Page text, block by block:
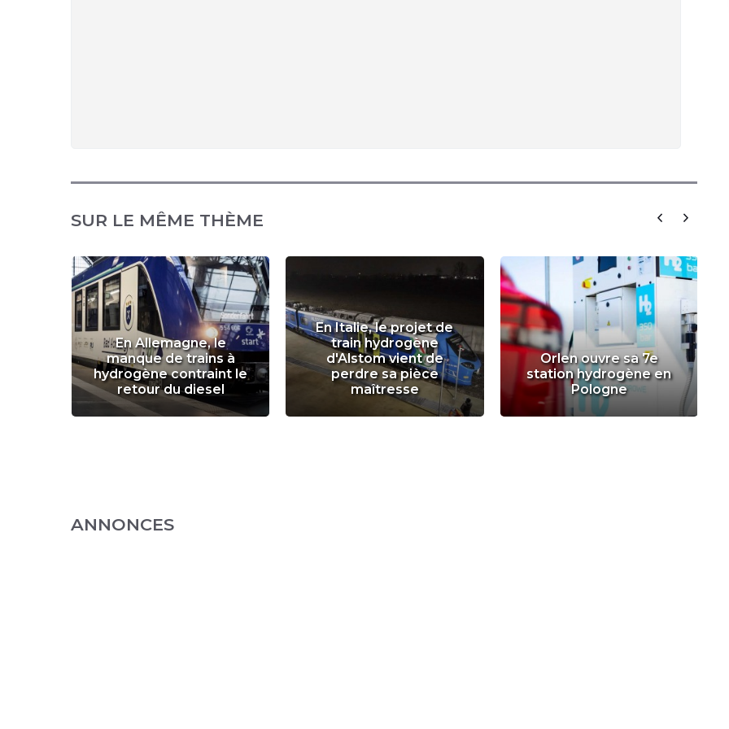
SUR LE MÊME THÈME
En Allemagne, le
manque de trains à
hydrogène contraint le
retour du diesel
En Italie, le projet de
train hydrogène
d'Alstom vient de
perdre sa pièce
maîtresse
Orlen ouvre sa 7e
station hydrogène en
Pologne
ANNONCES